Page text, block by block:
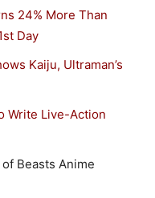
24% More Than
Day
Kaiju, Ultraman’s
Write Live-Action
Beasts Anime